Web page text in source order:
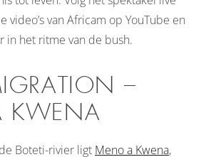
video’s van Africam op YouTube en
in het ritme van de bush.
–
KWENA
Boteti-rivier ligt Meno a Kwena,